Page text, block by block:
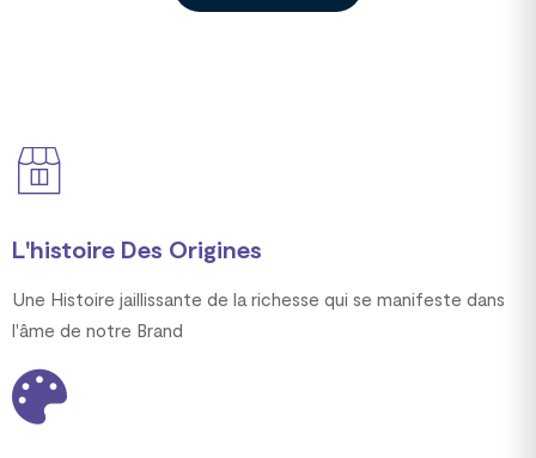
L'histoire Des Origines
Une Histoire jaillissante de la richesse qui se manifeste dans
l'âme de notre Brand